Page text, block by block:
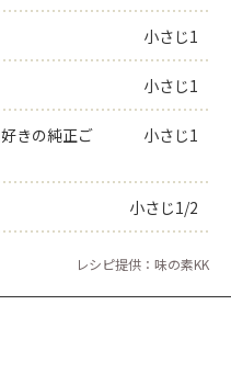
小さじ1
小さじ1
好きの純正ご
小さじ1
小さじ1/2
レシピ提供：味の素KK